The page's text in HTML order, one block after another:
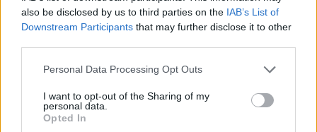
also be disclosed by us to third parties on the IAB’s List of
Downstream Participants that may further disclose it to other
Please note that this website/app uses one or more Google
not limited to your visit or usage behaviour. You may click to
grant or deny consent to Google and its third-party tags to
use your data for below specified purposes in below Google
Personal Data Processing Opt Outs
I want to opt-out of the Sharing of my
personal data.
Opted In
Renée Zellweger Bridget Jones